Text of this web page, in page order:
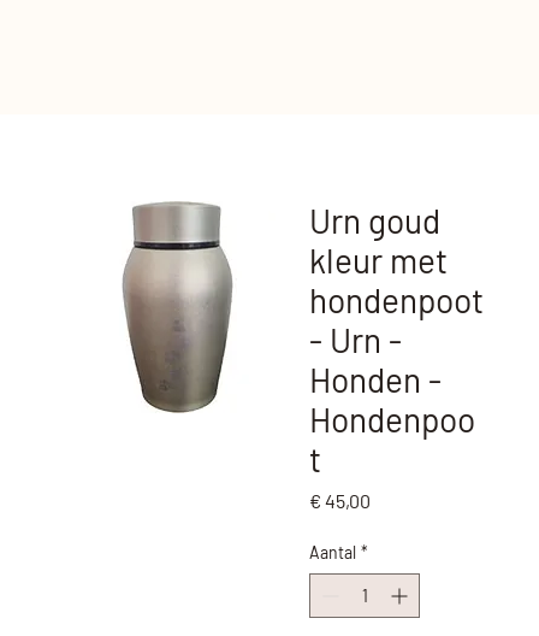
Urn goud
kleur met
hondenpoot
- Urn -
Honden -
Hondenpoo
t
€ 45,00
Aantal *